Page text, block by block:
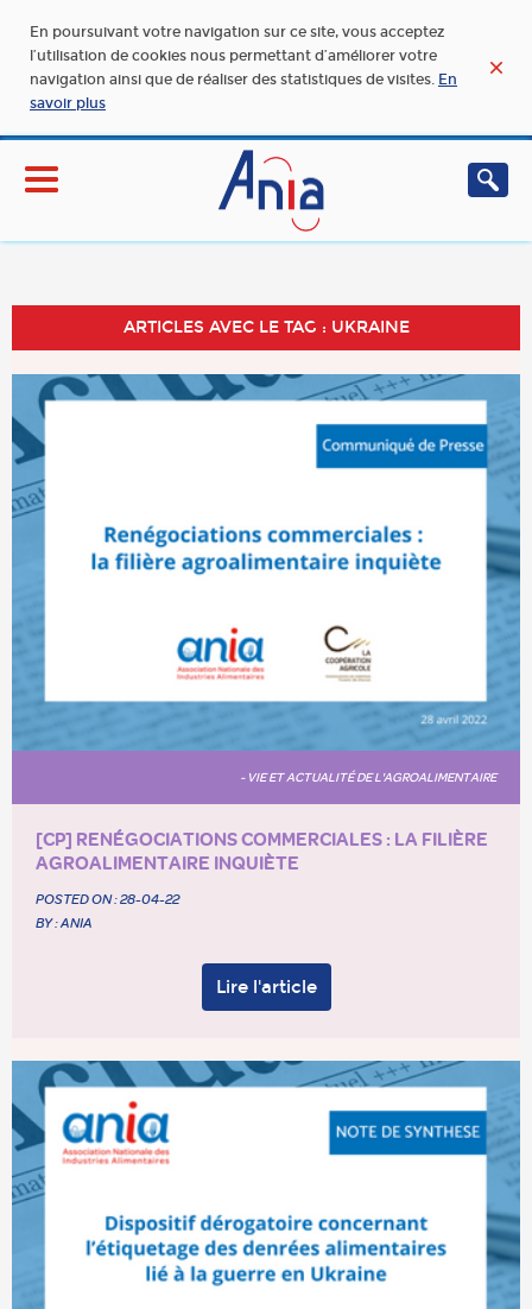
En poursuivant votre navigation sur ce site, vous acceptez
l’utilisation de cookies nous permettant d’améliorer votre
navigation ainsi que de réaliser des statistiques de visites. En
savoir plus
ARTICLES AVEC LE TAG : UKRAINE
- VIE ET ACTUALITÉ DE L'AGROALIMENTAIRE
[CP] RENÉGOCIATIONS COMMERCIALES : LA FILIÈRE
AGROALIMENTAIRE INQUIÈTE
POSTED ON :28-04-22
BY : ANIA
Lire l'article